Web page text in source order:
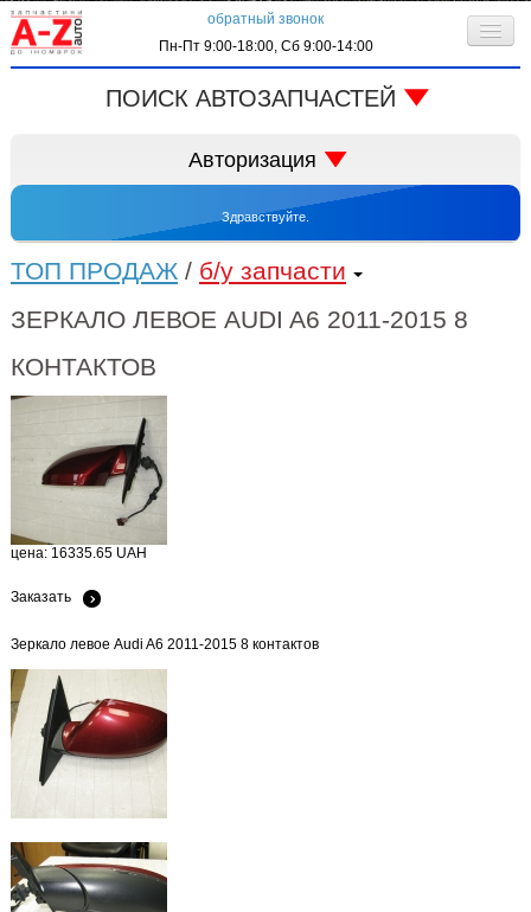
обратный звонок
Пн-Пт 9:00-18:00, Сб 9:00-14:00
О компании
Контактная информация
ПОИСК АВТОЗАПЧАСТЕЙ
Авторизация
Здравствуйте.
автоматически входить в систему
ТОП ПРОДАЖ/ б/у запчасти
ЗЕРКАЛО ЛЕВОЕ AUDI A6 2011-2015 8
КОНТАКТОВ
цена: 16335.65 UAH
Заказать
Зеркало левое Audi A6 2011-2015 8 контактов